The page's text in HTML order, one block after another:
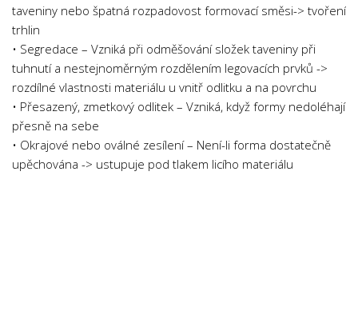
taveniny nebo špatná rozpadovost formovací směsi-> tvoření
trhlin
• Segredace – Vzniká při odměšování složek taveniny při
tuhnutí a nestejnoměrným rozdělením legovacích prvků ->
rozdílné vlastnosti materiálu u vnitř odlitku a na povrchu
• Přesazený, zmetkový odlitek – Vzniká, když formy nedoléhají
přesně na sebe
• Okrajové nebo oválné zesílení – Není-li forma dostatečně
upěchována -> ustupuje pod tlakem licího materiálu